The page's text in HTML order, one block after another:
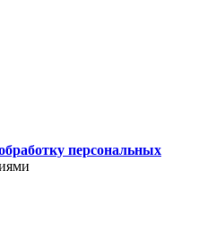
персональных